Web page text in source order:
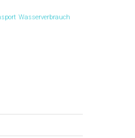
Wasserverbrauch